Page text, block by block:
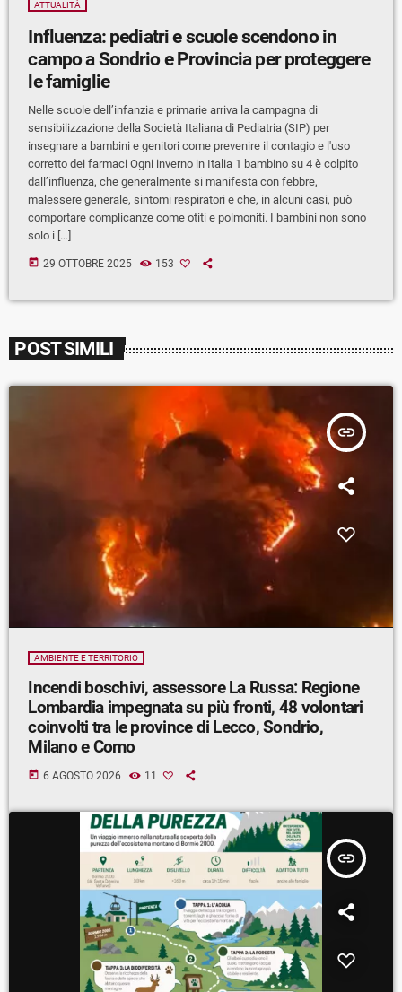
ATTUALITÀ
Influenza: pediatri e scuole scendono in
campo a Sondrio e Provincia per proteggere
le famiglie
Nelle scuole dell’infanzia e primarie arriva la campagna di
sensibilizzazione della Società Italiana di Pediatria (SIP) per
insegnare a bambini e genitori come prevenire il contagio e l'uso
corretto dei farmaci Ogni inverno in Italia 1 bambino su 4 è colpito
dall’influenza, che generalmente si manifesta con febbre,
malessere generale, sintomi respiratori e che, in alcuni casi, può
comportare complicanze come otiti e polmoniti. I bambini non sono
solo i […]
today 29 OTTOBRE 2025 153
POST SIMILI
insert_link
AMBIENTE E TERRITORIO
Incendi boschivi, assessore La Russa: Regione
Lombardia impegnata su più fronti, 48 volontari
coinvolti tra le province di Lecco, Sondrio,
Milano e Como
today 6 AGOSTO 2026 11
insert_link